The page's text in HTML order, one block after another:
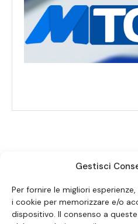
Gestisci
Per fornire le migliori
i cookie per memorizzare e/o
dispositivo. Il consenso a
SEGUICI